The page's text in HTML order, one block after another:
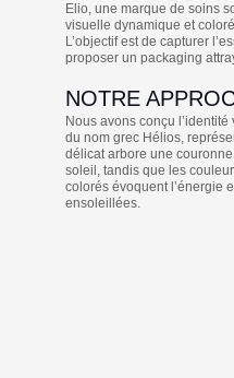
Elio, une marque de soins
visuelle dynamique et
L’objectif est de capturer
proposer un packaging
NOTRE
Nous avons conçu
du nom grec Hélios,
délicat arbore une
soleil, tandis que les
colorés évoquent l’énergie
ensoleillées.